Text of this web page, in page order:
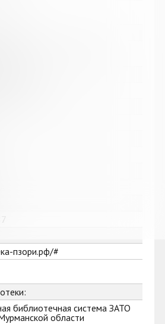
пзори.рф/#
библиотечная система ЗАТО
области